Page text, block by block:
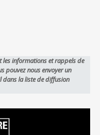
les informations et rappels de
pouvez nous envoyer un
dans la liste de diffusion